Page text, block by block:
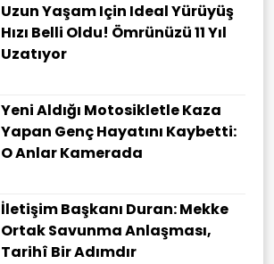
Uzun Yaşam Için Ideal Yürüyüş
Hızı Belli Oldu! Ömrünüzü 11 Yıl
Uzatıyor
Yeni Aldığı Motosikletle Kaza
Yapan Genç Hayatını Kaybetti:
O Anlar Kamerada
İletişim Başkanı Duran: Mekke
Ortak Savunma Anlaşması,
Tarihî Bir Adımdır